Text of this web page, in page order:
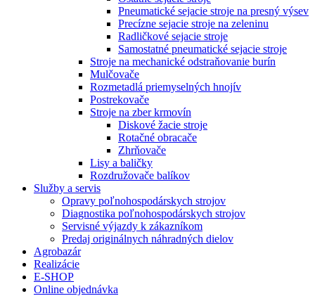
Pneumatické sejacie stroje na presný výsev
Precízne sejacie stroje na zeleninu
Radličkové sejacie stroje
Samostatné pneumatické sejacie stroje
Stroje na mechanické odstraňovanie burín
Mulčovače
Rozmetadlá priemyselných hnojív
Postrekovače
Stroje na zber krmovín
Diskové žacie stroje
Rotačné obracače
Zhrňovače
Lisy a baličky
Rozdružovače balíkov
Služby a servis
Opravy poľnohospodárskych strojov
Diagnostika poľnohospodárskych strojov
Servisné výjazdy k zákazníkom
Predaj originálnych náhradných dielov
Agrobazár
Realizácie
E-SHOP
Online objednávka